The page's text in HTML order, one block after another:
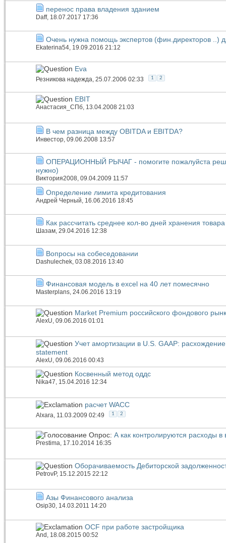
перенос права владения зданием
Daff, 18.07.2017 17:36
Очень нужна помощь экспертов (фин.директоров ..)
Ekaterina54, 19.09.2016 21:12
Eva
Резникова надежда , 25.07.2006 02:33 1 2
EBIT
Анастасия_СПб, 13.04.2008 21:03
В чем разница между OBITDA и EBITDA?
Инвестор , 09.06.2008 13:57
ОПЕРАЦИОННЫЙ РЫЧАГ - помогите пожалуйста
нужно)
Виктория2008, 09.04.2009 11:57
Определение лимита кредитования
Андрей Черный , 16.06.2016 18:45
Как рассчитать среднее кол-во дней хранения
Шазам, 29.04.2016 12:38
Вопросы на собеседовании
Dashulechek , 03.08.2016 13:40
Финансовая модель в excel на 40 лет помесячно
Masterplans, 24.06.2016 13:19
Market Premium российского фондового
AlexU, 09.06.2016 01:01
Учет амортизации в U.S. GAAP:
statement
AlexU, 09.06.2016 00:43
Косвенный метод оддс
Nika47, 15.04.2016 12:34
расчет WACC
Alxara, 11.03.2009 02:49 1 2
Опрос: А как контролируются расходы
Prestima, 17.10.2014 16:35
Оборачиваемость Дебиторской
PetrovP, 15.12.2015 22:12
Азы Финансового анализа
Osip30, 14.03.2011 14:20
OCF при работе застройщика
And , 18.08.2015 00:52